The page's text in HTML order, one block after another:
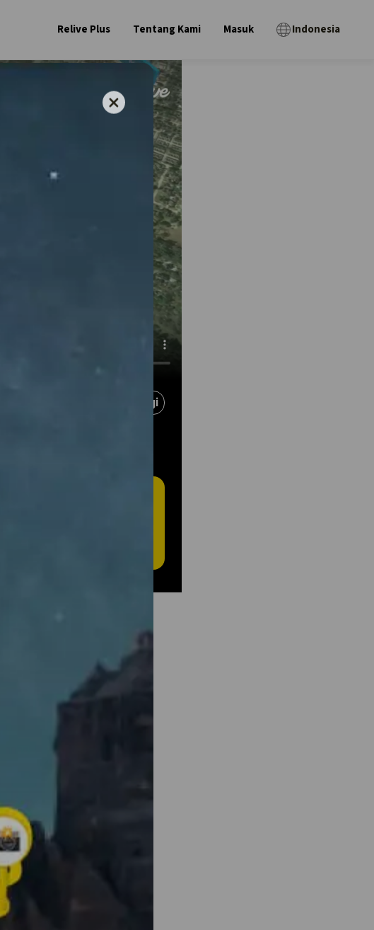
Relive Plus Tentang Kami Masuk Indonesia
Berbagi
Relive
dan
kenangan